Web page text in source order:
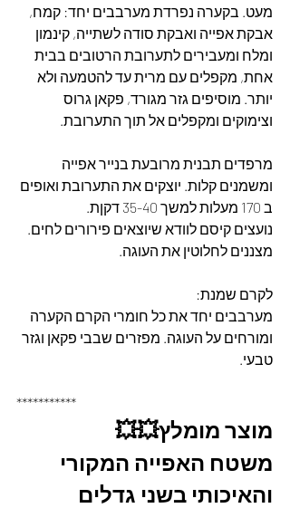
מעט. בקערה נפרדת מערבבים יחד: קמח,
אבקת אפייה ואבקת סודה לשתייה, קינמון
ומלח ומעבירים לתערובת הרטובים בבית
אחת, מקפלים עם מרית עד להטמעה ולא
יותר. מוסיפים גזר מגורד, פקאן גרוס
וצימוקים ומקפלים אל תוך התערובת.
מרפדים תבנית מרובעת בנייר אפייה
ומשמנים קלות. יוצקים את התערובת ואופים
ב 170 מעלות למשך 35-40 דקןת.
נועצים קיסם לוודא שיוצאים פירורים לחים.
מצננים לחלוטין את העוגה.
לקרם שמנת:
מערבבים יחד את כל חומרי הקרם הקערה
ומורחים על העוגה. מפזרים שבבי פקאן וגזר
טבעי.
***********
מוצר מומלץ💥💥
משטח האפייה המקורי
והאיכותי בשני גדלים